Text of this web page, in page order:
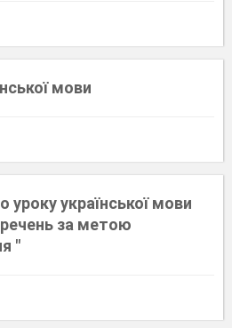
мови
уроку української мови
за метою
"